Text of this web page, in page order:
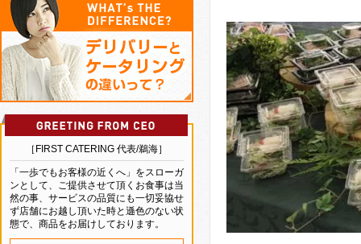
［FIRST CATERING 代表/鵜海］
「一歩でもお客様の近くへ」をスローガ
ンとして、ご提供させて頂くお食事は当
然の事、サービスの品質にも一切妥協せ
ず店舗にお越し頂いた時と遜色のない状
態で、商品をお届けしております。